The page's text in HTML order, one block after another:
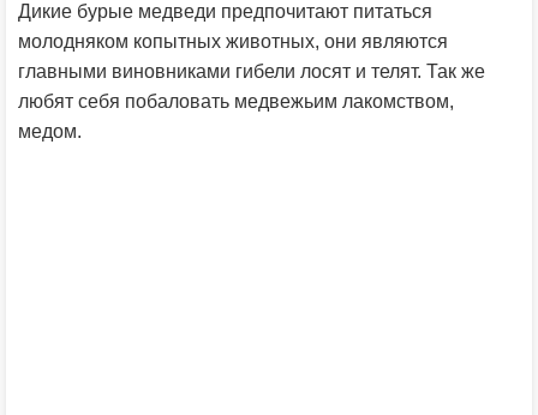
Дикие бурые медведи предпочитают питаться
молодняком копытных животных, они являются
главными виновниками гибели лосят и телят. Так же
любят себя побаловать медвежьим лакомством,
медом.